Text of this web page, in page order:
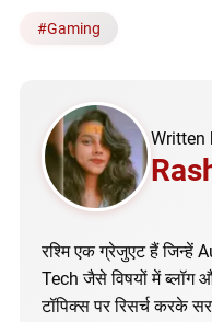
#Gaming
Written
रश्मि एक ग्रेजुएट हैं
Tech जैसे विषयों में ब्लॉग
टॉपिक्स पर रिसर्च करके